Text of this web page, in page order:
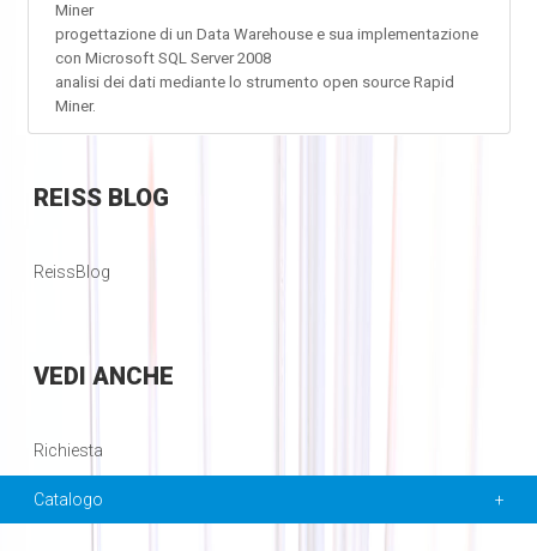
Miner
progettazione di un Data Warehouse e sua implementazione
con Microsoft SQL Server 2008
analisi dei dati mediante lo strumento open source Rapid
Miner.
REISSBLOG
ReissBlog
VEDI ANCHE
Richiesta
Catalogo